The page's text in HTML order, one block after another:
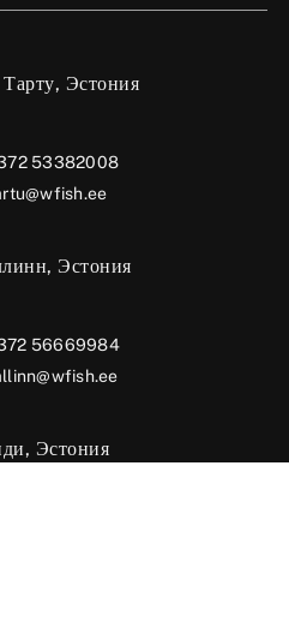
Эстония
53382008
Эстония
56669984
Эстония